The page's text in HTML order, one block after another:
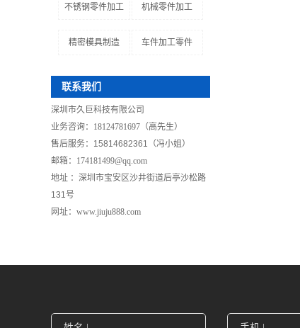
不锈钢零件加工 机械零件加工
精密模具制造 车件加工零件
联系我们
深圳市久巨科技有限公司
业务咨询：18124781697（高先生）
售后服务： 15814682361（冯小姐）
邮箱：174181499@qq.com
地址 ： 深圳市宝安区沙井街道后亭沙松路
131号
网址：www.jiuju888.com